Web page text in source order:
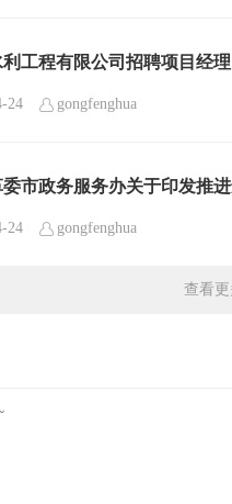
工程有限公司招聘项目经
24 gongfenghua
市政务服务办关于印发推
24 gongfenghua
查看更